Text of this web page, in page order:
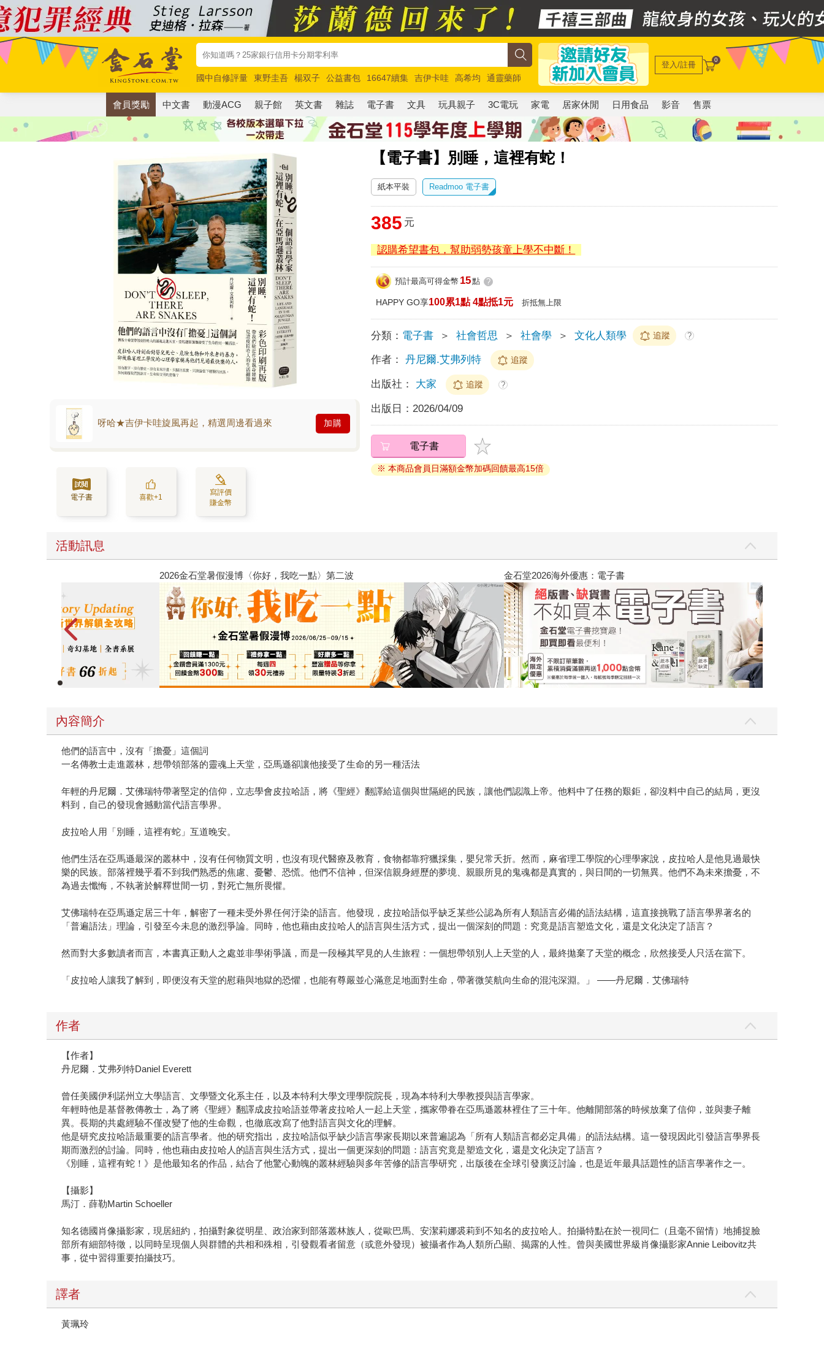
國中自修評量 東野圭吾 楊双子 公益書包 16647續集 吉伊卡哇 高希均
通靈藥師
唯紅花綻放
奧德賽 路邊攤新作 馬斯克 玩具總動員5 超慢跑
登入/註冊 0
會員獎勵 中文書 動漫ACG 親子館 英文書 雜誌 電子書 文具 玩具親子 3C電玩 家電 居家休閒 日用食品 影音 售票
【電子書】別睡，這裡有蛇！
呀哈★吉伊卡哇旋風再起，精選周邊看過來 加購
電子書 喜歡+1
寫評價
賺金幣
紙本平裝 Readmoo 電子書
385 元
認購希望書包，幫助弱勢孩童上學不中斷！
預計最高可得金幣 15點 ?
HAPPY GO享100累1點 4點抵1元 折抵無上限
分類： 電子書 ＞ 社會哲思 ＞ 社會學 ＞ 文化人類學 追蹤 ?
作者： 丹尼爾.艾弗列特 追蹤
出版社： 大家 追蹤 ?
出版日： 2026/04/09
電子書
※ 本商品會員日滿額金幣加碼回饋最高15倍
活動訊息
春光ｘ奇幻基地｜全書系展 2026金石堂暑假漫博〈你好，我吃一點〉第二波
內容簡介
他們的語言中，沒有「擔憂」這個詞
一名傳教士走進叢林，想帶領部落的靈魂上天堂，亞馬遜卻讓他接受了生命的另一種活法
年輕的丹尼爾．艾佛瑞特帶著堅定的信仰，立志學會皮拉哈語，將《聖經》翻譯給這個與世隔絕的民族，讓他們認識上帝。他料中了任務的艱鉅，卻沒料中自己的結局，更沒
料到，自己的發現會撼動當代語言學界。
皮拉哈人用「別睡，這裡有蛇」互道晚安。
他們生活在亞馬遜最深的叢林中，沒有任何物質文明，也沒有現代醫療及教育，食物都靠狩獵採集，嬰兒常夭折。然而，麻省理工學院的心理學家說，皮拉哈人是他見過最快
樂的民族。部落裡幾乎看不到我們熟悉的焦慮、憂鬱、恐慌。他們不信神，但深信親身經歷的夢境、親眼所見的鬼魂都是真實的，與日間的一切無異。他們不為未來擔憂，不
為過去懺悔，不執著於解釋世間一切，對死亡無所畏懼。
艾佛瑞特在亞馬遜定居三十年，解密了一種未受外界任何汙染的語言。他發現，皮拉哈語似乎缺乏某些公認為所有人類語言必備的語法結構，這直接挑戰了語言學界著名的
「普遍語法」理論，引發至今未息的激烈爭論。同時，他也藉由皮拉哈人的語言與生活方式，提出一個深刻的問題：究竟是語言塑造文化，還是文化決定了語言？
然而對大多數讀者而言，本書真正動人之處並非學術爭議，而是一段極其罕見的人生旅程：一個想帶領別人上天堂的人，最終拋棄了天堂的概念，欣然接受人只活在當下。
「皮拉哈人讓我了解到，即便沒有天堂的慰藉與地獄的恐懼，也能有尊嚴並心滿意足地面對生命，帶著微笑航向生命的混沌深淵。」 ——丹尼爾．艾佛瑞特
作者
【作者】
丹尼爾．艾弗列特Daniel Everett
曾任美國伊利諾州立大學語言、文學暨文化系主任，以及本特利大學文理學院院長，現為本特利大學教授與語言學家。
年輕時他是基督教傳教士，為了將《聖經》翻譯成皮拉哈語並帶著皮拉哈人一起上天堂，攜家帶眷在亞馬遜叢林裡住了三十年。他離開部落的時候放棄了信仰，並與妻子離
異。長期的共處經驗不僅改變了他的生命觀，也徹底改寫了他對語言與文化的理解。
他是研究皮拉哈語最重要的語言學者。他的研究指出，皮拉哈語似乎缺少語言學家長期以來普遍認為「所有人類語言都必定具備」的語法結構。這一發現因此引發語言學界長
期而激烈的討論。同時，他也藉由皮拉哈人的語言與生活方式，提出一個更深刻的問題：語言究竟是塑造文化，還是文化決定了語言？
《別睡，這裡有蛇！》是他最知名的作品，結合了他驚心動魄的叢林經驗與多年苦修的語言學研究，出版後在全球引發廣泛討論，也是近年最具話題性的語言學著作之一。
【攝影】
馬汀．薛勒Martin Schoeller
知名德國肖像攝影家，現居紐約，拍攝對象從明星、政治家到部落叢林族人，從歐巴馬、安潔莉娜裘莉到不知名的皮拉哈人。拍攝特點在於一視同仁（且毫不留情）地捕捉臉
部所有細部特徵，以同時呈現個人與群體的共相和殊相，引發觀看者留意（或意外發現）被攝者作為人類所凸顯、揭露的人性。曾與美國世界級肖像攝影家Annie Leibovitz共
事，從中習得重要拍攝技巧。
譯者
黃珮玲